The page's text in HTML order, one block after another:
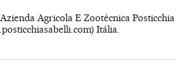
Agricola E Zootécnica Posticchia
Itália.